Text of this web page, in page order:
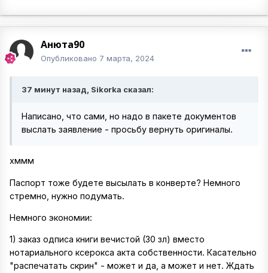
Анюта90
Опубликовано 7 марта, 2024
37 минут назад, Sikorka сказал:
Написано, что сами, но надо в пакете документов
выслать заявление - просьбу вернуть оригиналы.
хммм
Паспорт тоже будете высылать в конверте? Немного
стремно, нужно подумать.
Немного экономии:
1) заказ одписа книги вечистой (30 зл) вместо
нотариального ксерокса акта собственности. Касательно
"распечатать скрин" - может и да, а может и нет. Ждать